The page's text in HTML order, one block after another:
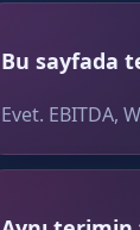
Bu sayfada
Evet. EBITDA,